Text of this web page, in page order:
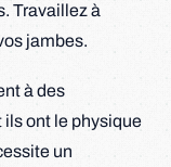
Travaillez à
jambes.
à des
ont le physique
un